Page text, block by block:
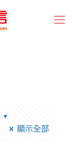
顯示全部